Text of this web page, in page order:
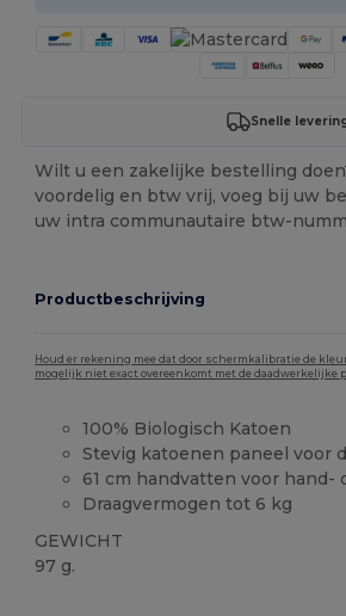
Snelle
Wilt u een zakelijke bestelling
voordelig en btw vrij, voeg bij uw
uw intra communautaire btw-
Productbeschrijving
Houd er rekening mee dat door schermkalibratie de
mogelijk niet exact overeenkomt met de daadwerkelijke
100% Biologisch Katoen
Stevig katoenen paneel voor
61 cm handvatten voor hand-
Draagvermogen tot 6 kg
GEWICHT
97 g.